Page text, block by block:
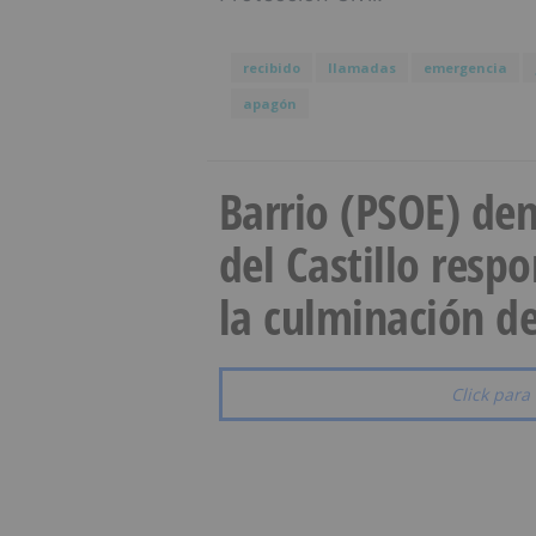
recibido llamadas emergencia
apagón
Barrio (PSOE)
del Castillo
la culminación
Click